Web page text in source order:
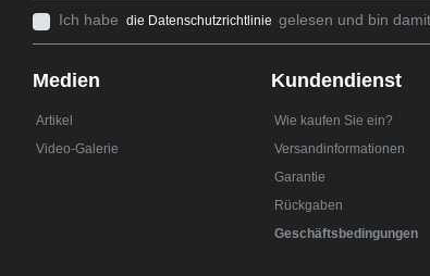
Ich habe die Datenschutzrichtlinie gelesen und bin
Medien
Artikel
Video-Galerie
Kundendienst
Wie kaufen Sie ein?
Versandinformationen
Garantie
Rückgaben
Geschäftsbedingungen